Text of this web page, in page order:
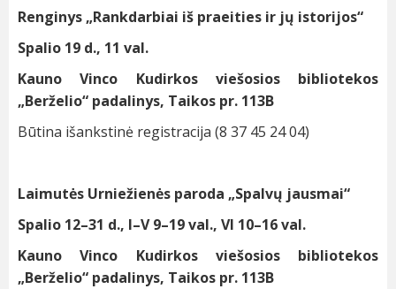
Renginys „Rankdarbiai iš praeities ir jų istorijos“
Spalio 19 d., 11 val.
Kauno Vinco Kudirkos viešosios bibliotekos
„Berželio“ padalinys, Taikos pr. 113B
Būtina išankstinė registracija (8 37 45 24 04)
Laimutės Urniežienės paroda „Spalvų jausmai“
Spalio 12–31 d., I–V 9–19 val., VI 10–16 val.
Kauno Vinco Kudirkos viešosios bibliotekos
„Berželio“ padalinys, Taikos pr. 113B